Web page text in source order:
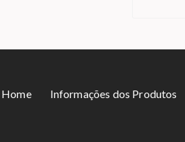
Home Informações dos Produtos